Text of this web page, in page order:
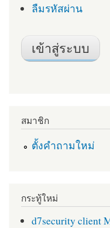
ลืมรหัสผ่าน
สมาชิก
ตั้งคำถามใหม่
กระทู้ใหม่
d7security client